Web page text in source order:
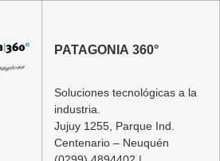
PATAGONIA 360°
Soluciones tecnológicas a la
industria.
Jujuy 1255, Parque Ind.
Centenario – Neuquén